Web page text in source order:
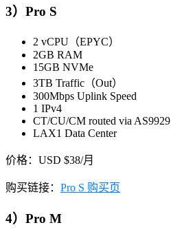
3）Pro S
2 vCPU（EPYC）
2GB RAM
15GB NVMe
3TB Traffic（Out）
300Mbps Uplink Speed
1 IPv4
CT/CU/CM routed via AS9929
LAX1 Data Center
价格：USD $38/月
购买链接： Pro S 购买页
4）Pro M